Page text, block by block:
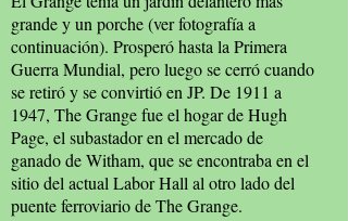
grande y un porche (ver fotografía a
continuación). Prosperó hasta la Primera
Guerra Mundial, pero luego se cerró cuando
se retiró y se convirtió en JP. De 1911 a
1947, The Grange fue el hogar de Hugh
Page, el subastador en el mercado de
ganado de Witham, que se encontraba en el
sitio del actual Labor Hall al otro lado del
puente ferroviario de The Grange.